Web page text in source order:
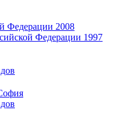
Федерации 2008
Федерации 1997